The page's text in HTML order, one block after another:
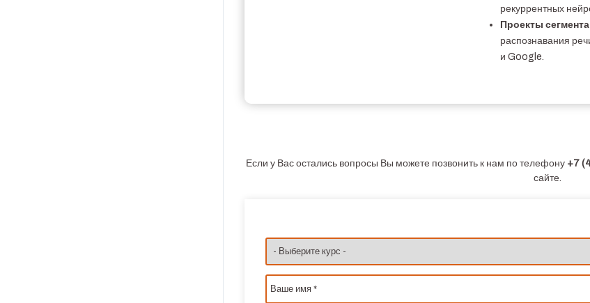
рекуррентных
Проекты
распознавания
и Google.
Если у Вас остались вопросы Вы можете позвонить к нам по телефону +7
сайте.